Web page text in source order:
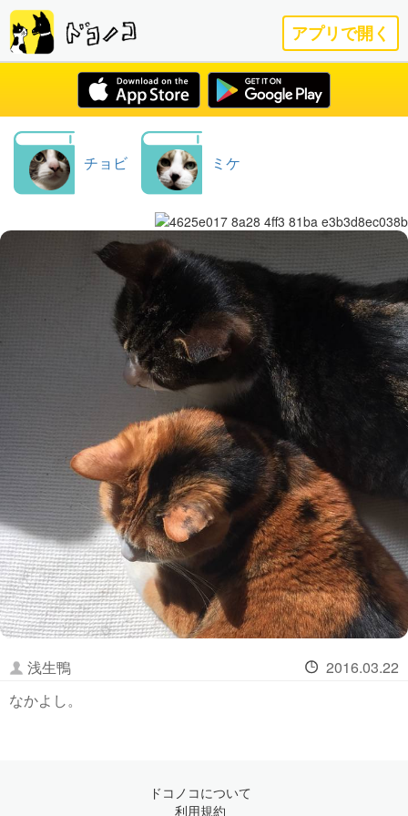
アプリで開く
チョビ ミケ
浅生鴨
2016.03.22
なかよし。
ドコノコについて
利用規約